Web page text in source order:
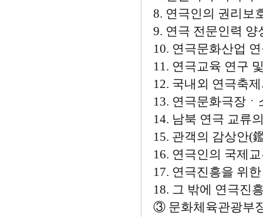
8. 연극인의 권리보
9. 연극 전문인력 양
10. 연극문화산업
11. 연극교육 연구
12. 국내외 연극축
13. 연극문화극장
14. 남북 연극 교류
15. 관객의 감상안(
16. 연극인의 국제
17. 연극진흥을 위
18. 그 밖에 연극진
③ 문화체육관광부